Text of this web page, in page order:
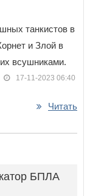
танкистов в
и Злой в
всушниками.
17-11-2023 06:40
Читать
БПЛА